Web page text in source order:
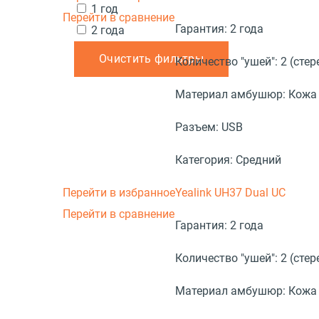
1 год
2 года
Очистить фильтры
Перейти в сравнение
Гарантия: 2 года
Количество "ушей": 2
Материал амбушюр: Кожа
Разъем: USB
Категория: Средний
Перейти в избранное
Перейти в сравнение
Yealink UH37 Dual UC
Гарантия: 2 года
Количество "ушей": 2
Материал амбушюр: Кожа